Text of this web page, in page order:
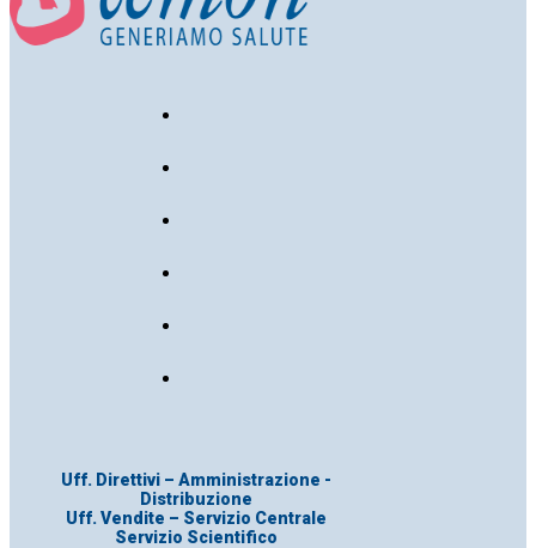
Uff. Direttivi – Amministrazione -
Distribuzione
Uff. Vendite – Servizio Centrale
Servizio Scientifico